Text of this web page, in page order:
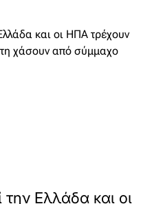
την Ελλάδα και οι